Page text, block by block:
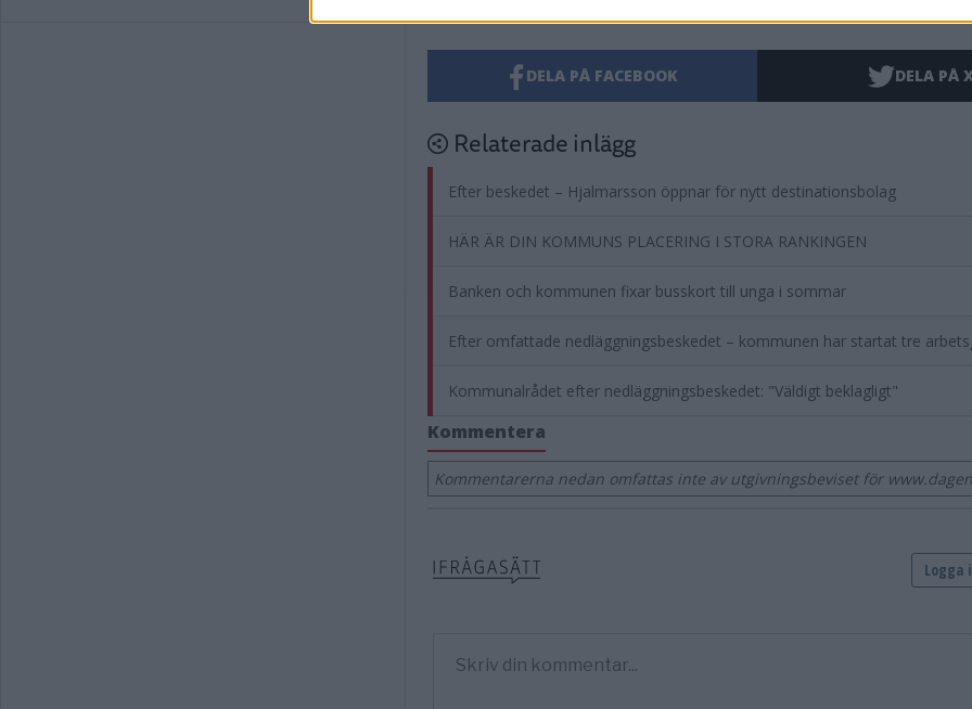
DELA PÅ FACEBOOK DELA PÅ
Relaterade inlägg
Efter beskedet – Hjalmarsson öppnar för nytt destinationsbolag
HÄR ÄR DIN KOMMUNS PLACERING I STORA RANKINGEN
Banken och kommunen fixar busskort till unga i sommar
Efter omfattade nedläggningsbeskedet – kommunen har startat tre
Kommunalrådet efter nedläggningsbeskedet: "Väldigt beklagligt"
Kommentera
Kommentarerna nedan omfattas inte av utgivningsbeviset för